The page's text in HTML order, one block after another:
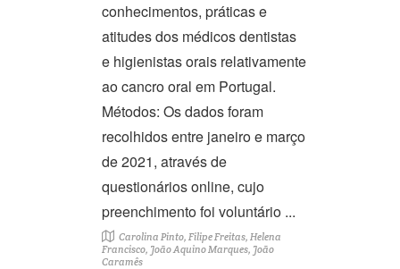
conhecimentos, práticas e
atitudes dos médicos dentistas
e higienistas orais relativamente
ao cancro oral em Portugal.
Métodos: Os dados foram
recolhidos entre janeiro e março
de 2021, através de
questionários online, cujo
preenchimento foi voluntário ...
Carolina Pinto, Filipe Freitas, Helena
Francisco, João Aquino Marques, João
Caramês